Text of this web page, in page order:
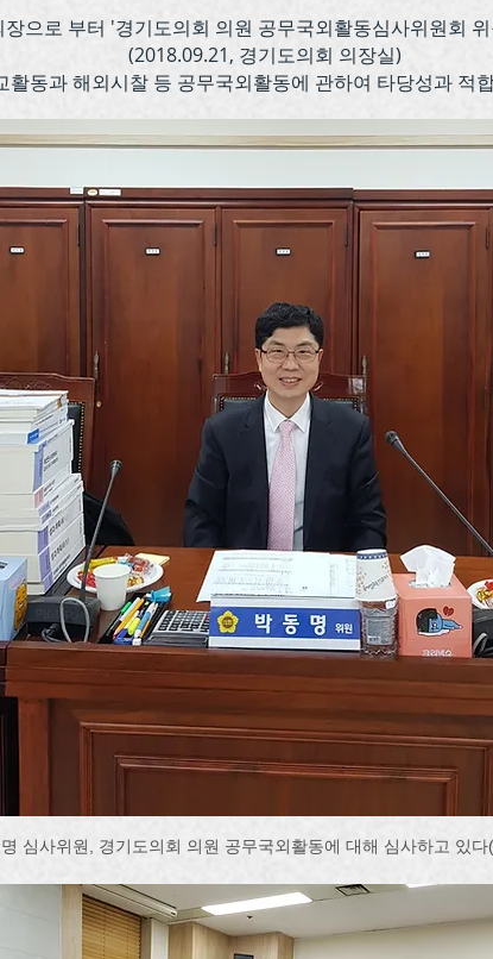
으로 부터 '경기도의회 의원 공무국외활동심사위원회
(2018.09.21, 경기도의회 의장실)
활동과 해외시찰 등 공무국외활동에 관하여 타당성과 적
심사위원, 경기도의회 의원 공무국외활동에 대해 심사하고 있